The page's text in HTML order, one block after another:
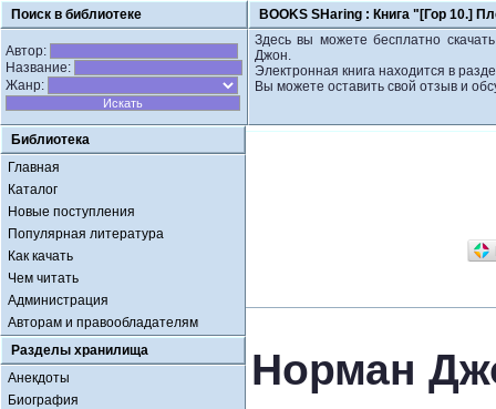
Поиск в библиотеке BOOKS SHaring : Книга "[Гор 10.]
Автор:
Название:
Жанр:
Здесь вы можете бесплатно
Джон.
Электронная книга находится в
Вы можете оставить свой отзыв и
Библиотека
Главная
Каталог
Новые поступления
Популярная литература
Как качать
Чем читать
Администрация
Авторам и правообладателям
Разделы хранилища
Анекдоты
Биография
Норман